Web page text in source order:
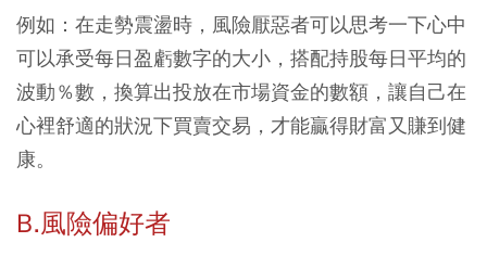
例如：在走勢震盪時，風險厭惡者可以思考一下心中
可以承受每日盈虧數字的大小，搭配持股每日平均的
波動％數，換算出投放在市場資金的數額，讓自己在
心裡舒適的狀況下買賣交易，才能贏得財富又賺到健
康。
B.風險偏好者